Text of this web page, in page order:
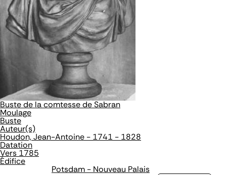
Buste de la comtesse de Sabran
Moulage
Buste
Auteur(s)
Houdon, Jean-Antoine - 1741 - 1828
Datation
Vers 1785
Édifice
Potsdam - Nouveau Palais